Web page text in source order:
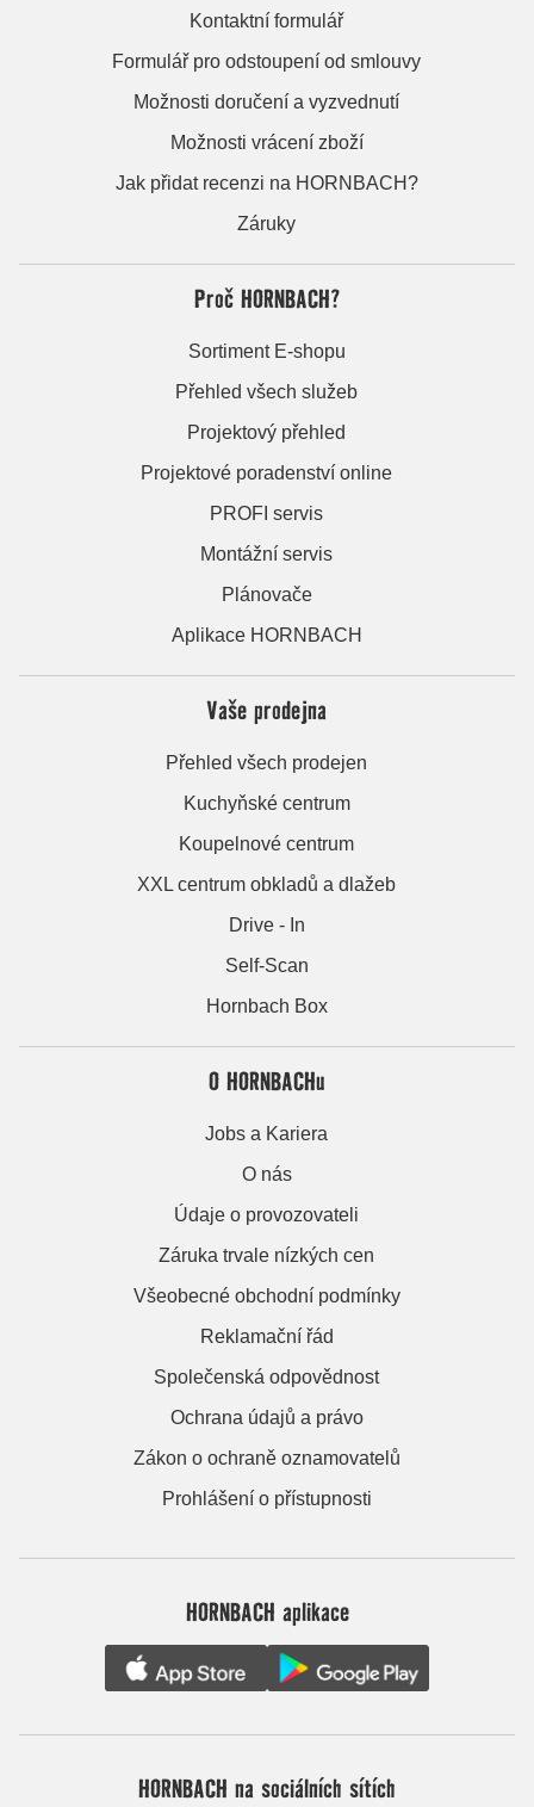
Kontaktní formulář
Formulář pro odstoupení od smlouvy
Možnosti doručení a vyzvednutí
Možnosti vrácení zboží
Jak přidat recenzi na HORNBACH?
Záruky
Proč HORNBACH?
Sortiment E-shopu
Přehled všech služeb
Projektový přehled
Projektové poradenství online
PROFI servis
Montážní servis
Plánovače
Aplikace HORNBACH
Vaše prodejna
Přehled všech prodejen
Kuchyňské centrum
Koupelnové centrum
XXL centrum obkladů a dlažeb
Drive - In
Self-Scan
Hornbach Box
O HORNBACHu
Jobs a Kariera
O nás
Údaje o provozovateli
Záruka trvale nízkých cen
Všeobecné obchodní podmínky
Reklamační řád
Společenská odpovědnost
Ochrana údajů a právo
Zákon o ochraně oznamovatelů
Prohlášení o přístupnosti
HORNBACH aplikace
HORNBACH na sociálních sítích